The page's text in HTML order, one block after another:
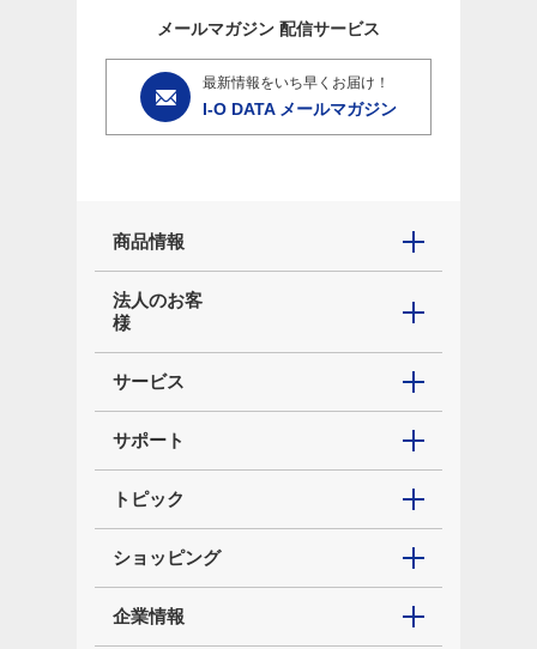
メールマガジン 配信サービス
最新情報をいち早くお届け！
I-O DATA メールマガジン
商品情報
法人のお客
様
サービス
サポート
トピック
ショッピング
企業情報